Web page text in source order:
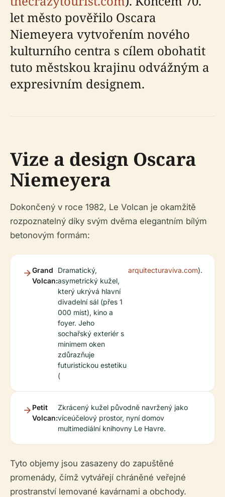
let město pověřilo Oscara
Niemeyera vytvořením nového
kulturního centra s cílem obohatit
tuto městskou krajinu odvážným a
expresivním designem.
Vize a design Oscara
Niemeyera
Dokončený v roce 1982, Le Volcan je okamžitě
rozpoznatelný díky svým dvěma elegantním bílým
betonovým formám:
Grand
Volcan:
Dramatický,
asymetrický kužel,
který ukrývá hlavní
divadelní sál (přes 1
000 míst), kino a
foyer. Jeho
sochařský exteriér s
minimem oken
zdůrazňuje
futuristickou estetiku
(
arquitecturaviva.com).
Petit
Volcan:
Zkrácený kužel původně navržený jako
víceúčelový prostor, nyní domov
multimediální knihovny Le Havre.
Tyto objemy jsou zasazeny do zapuštěné
promenády, čímž vytvářejí chráněné veřejné
prostranství lemované kavárnami a obchody.